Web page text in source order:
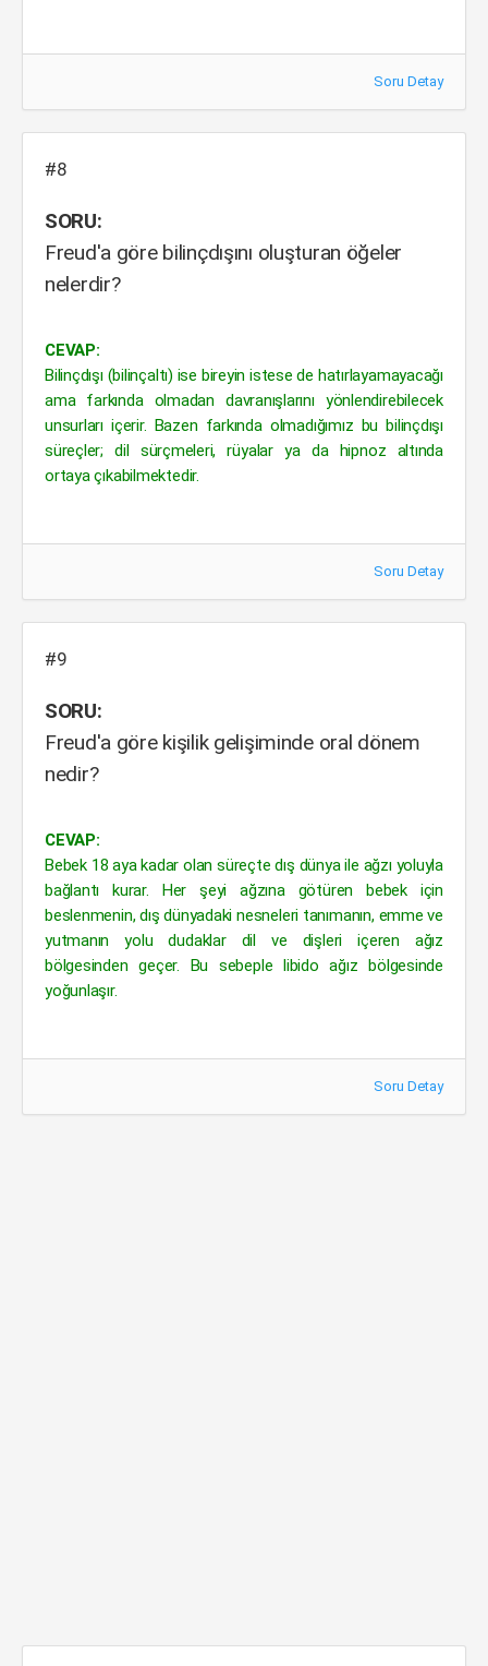
Soru Detay
#8
SORU:
Freud'a göre bilinçdışını oluşturan öğeler
nelerdir?
CEVAP:
Bilinçdışı (bilinçaltı) ise bireyin istese de hatırlayamayacağı
ama farkında olmadan davranışlarını yönlendirebilecek
unsurları içerir. Bazen farkında olmadığımız bu bilinçdışı
süreçler; dil sürçmeleri, rüyalar ya da hipnoz altında
ortaya çıkabilmektedir.
Soru Detay
#9
SORU:
Freud'a göre kişilik gelişiminde oral dönem
nedir?
CEVAP:
Bebek 18 aya kadar olan süreçte dış dünya ile ağzı yoluyla
bağlantı kurar. Her şeyi ağzına götüren bebek için
beslenmenin, dış dünyadaki nesneleri tanımanın, emme ve
yutmanın yolu dudaklar dil ve dişleri içeren ağız
bölgesinden geçer. Bu sebeple libido ağız bölgesinde
yoğunlaşır.
Soru Detay